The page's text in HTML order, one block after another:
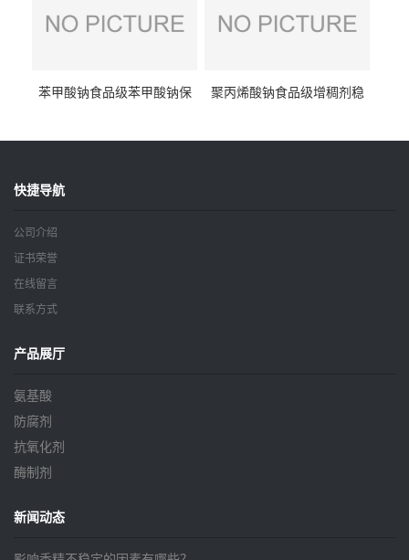
苯甲酸钠食品级苯甲酸钠保
聚丙烯酸钠食品级增稠剂稳
快捷导航
公司介绍
证书荣誉
在线留言
联系方式
产品展厅
氨基酸
防腐剂
抗氧化剂
酶制剂
新闻动态